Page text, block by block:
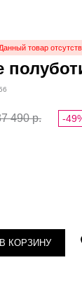
Данный товар
490 р. -
КОРЗИНУ